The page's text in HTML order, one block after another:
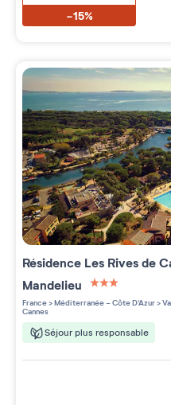
-15%
Résidence Les Rives de
Mandelieu
3 étoiles sur 5
France>Méditerranée - Côte D'Azur>
Cannes
Séjour plus responsable